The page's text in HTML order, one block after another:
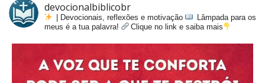
devocionalbiblicobr
| Devocionais, reflexões e motivação
Lâmpada para os
meus é a tua palavra!
Clique no link e saiba mais